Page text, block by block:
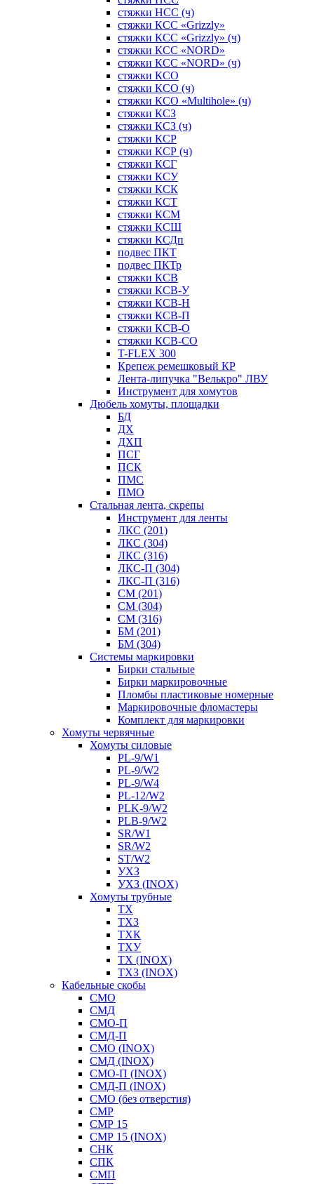
стяжки НСС (ч)
стяжки КСС «Grizzly»
стяжки КСС «Grizzly» (ч)
стяжки КСС «NORD»
стяжки КСС «NORD» (ч)
стяжки КСО
стяжки КСО (ч)
стяжки КСО «Multihole» (ч)
стяжки КСЗ
стяжки КСЗ (ч)
стяжки КСР
стяжки КСР (ч)
стяжки КСГ
стяжки КСУ
стяжки КСК
стяжки КСТ
стяжки КСМ
стяжки КСШ
стяжки КСДп
подвес ПКТ
подвес ПКТр
стяжки КСВ
стяжки КСВ-У
стяжки КСВ-Н
стяжки КСВ-П
стяжки КСВ-О
стяжки КСВ-СО
T-FLEX 300
Крепеж ремешковый КР
Лента-липучка "Велькро" ЛВУ
Инструмент для хомутов
Дюбель хомуты, площадки
БД
ДХ
ДХП
ПСГ
ПСК
ПМС
ПМО
Стальная лента, скрепы
Инструмент для ленты
ЛКС (201)
ЛКС (304)
ЛКС (316)
ЛКС-П (304)
ЛКС-П (316)
СМ (201)
СМ (304)
СМ (316)
БМ (201)
БМ (304)
Системы маркировки
Бирки стальные
Бирки маркировочные
Пломбы пластиковые номерные
Маркировочные фломастеры
Комплект для маркировки
Хомуты червячные
Хомуты силовые
PL-9/W1
PL-9/W2
PL-9/W4
PL-12/W2
PLK-9/W2
PLB-9/W2
SR/W1
SR/W2
ST/W2
УХЗ
УХЗ (INOX)
Хомуты трубные
ТХ
ТХЗ
ТХК
ТХУ
ТХ (INOX)
ТХЗ (INOX)
Кабельные скобы
СМО
СМД
СМО-П
СМД-П
СМО (INOX)
СМД (INOX)
СМО-П (INOX)
СМД-П (INOX)
СМО (без отверстия)
СМР
СМР 15
СМР 15 (INOX)
СНК
СПК
СМП